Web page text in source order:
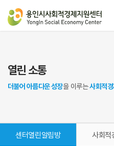
열린 소통
더불어 아름다운 성장을 이루는사회적
센터열린알림방 사회적